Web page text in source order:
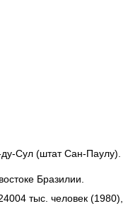
Сул (штат Сан-Паулу).
Бразилии.
тыс. человек (1980),